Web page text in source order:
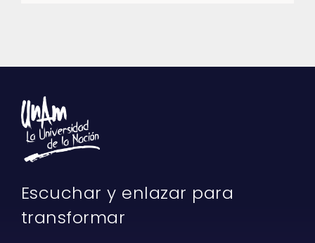
Escuchar y enlazar para
transformar